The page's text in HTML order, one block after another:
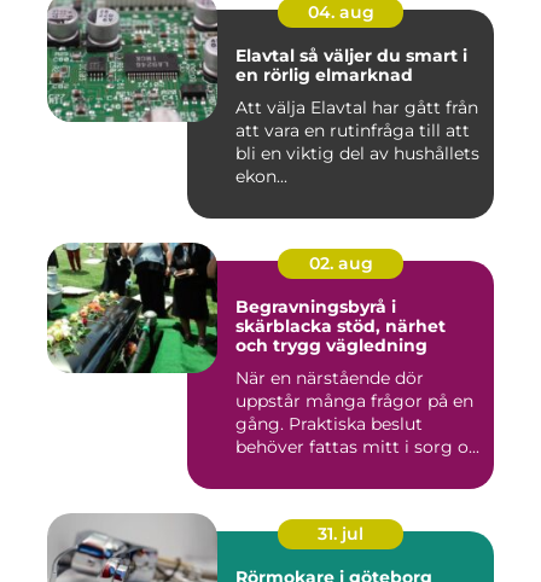
04. aug
Elavtal så väljer du smart i
en rörlig elmarknad
Att välja Elavtal har gått från
att vara en rutinfråga till att
bli en viktig del av hushållets
ekon...
02. aug
Begravningsbyrå i
skärblacka stöd, närhet
och trygg vägledning
När en närstående dör
uppstår många frågor på en
gång. Praktiska beslut
behöver fattas mitt i sorg o...
31. jul
Rörmokare i göteborg